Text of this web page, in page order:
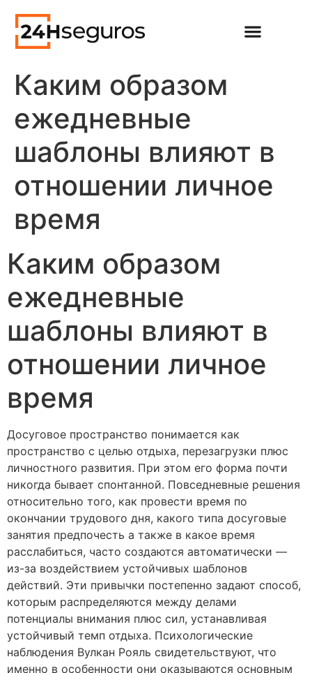
Каким образом
ежедневные
шаблоны влияют в
отношении личное
время
Каким образом
ежедневные
шаблоны влияют в
отношении личное
время
Досуговое пространство понимается как
пространство с целью отдыха, перезагрузки плюс
личностного развития. При этом его форма почти
никогда бывает спонтанной. Повседневные решения
относительно того, как провести время по
окончании трудового дня, какого типа досуговые
занятия предпочесть а также в какое время
расслабиться, часто создаются автоматически —
из-за воздействием устойчивых шаблонов
действий. Эти привычки постепенно задают способ,
которым распределяются между делами
потенциалы внимания плюс сил, устанавливая
устойчивый темп отдыха. Психологические
наблюдения Вулкан Рояль свидетельствуют, что
именно в особенности они оказываются основным